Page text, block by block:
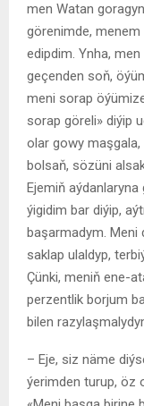
men Watan
görenimde,
edipdim. Ynha,
geçenden soň,
meni sorap
sorap göreli» diýip
olar gowy
bolsaň, sözüni
Ejemiň
ýigidim bar diýip,
başarmadym. Meni
saklap ulaldyp,
Çünki, meniň ene-
perzentlik borjum
bilen
– Eje, siz näme
ýerimden turup, öz